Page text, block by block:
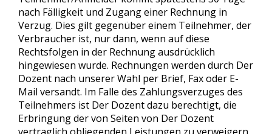
nach Fälligkeit und Zugang einer Rechnung in
Verzug. Dies gilt gegenüber einem Teilnehmer, der
Verbraucher ist, nur dann, wenn auf diese
Rechtsfolgen in der Rechnung ausdrücklich
hingewiesen wurde. Rechnungen werden durch Der
Dozent nach unserer Wahl per Brief, Fax oder E-
Mail versandt. Im Falle des Zahlungsverzuges des
Teilnehmers ist Der Dozent dazu berechtigt, die
Erbringung der von Seiten von Der Dozent